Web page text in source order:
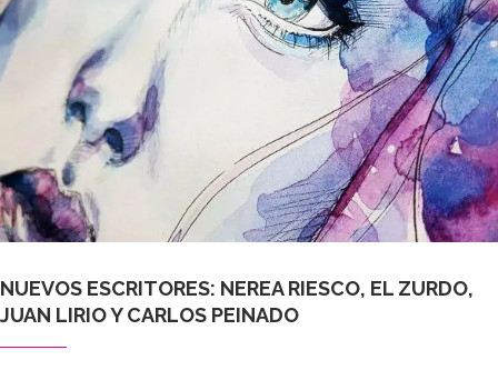
NUEVOS ESCRITORES: NEREA RIESCO, EL ZURDO,
JUAN LIRIO Y CARLOS PEINADO